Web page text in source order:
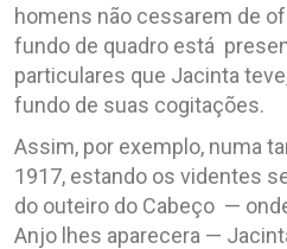
homens não cessarem de
fundo de quadro está
particulares que Jacinta
fundo de suas cogitações.
Assim, por exemplo, numa
1917, estando os videntes
do outeiro do Cabeço —
Anjo lhes aparecera —